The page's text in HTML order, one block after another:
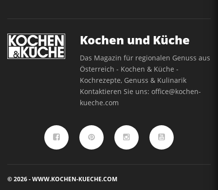
Kochen und Küche
Das Magazin für regionalen Genuss aus
Österreich - Kochen & Küche -
Kochrezepte, Genuss & Kulinarik
Kontaktieren Sie uns:office@kochen-
kueche.com
© 2026 - WWW.KOCHEN-KUECHE.COM